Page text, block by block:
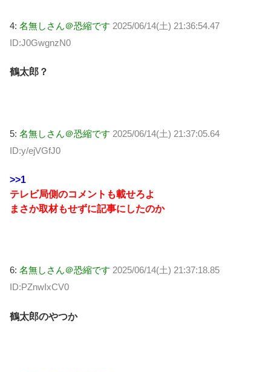
4: 名無しさん＠恐縮です 2025/06/14(土) 21:36:54.47
ID:J0GwgnzN0
鶴太郎？
5: 名無しさん＠恐縮です 2025/06/14(土) 21:37:05.64
ID:y/ejVGfJ0
>>1
テレビ局側のコメントも載せろよ
まさか取材もせずに記事にしたのか
6: 名無しさん＠恐縮です 2025/06/14(土) 21:37:18.85
ID:PZnwIxCV0
鶴太郎のやつか